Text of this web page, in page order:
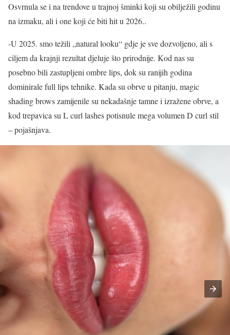
Osvrnula se i na trendove u trajnoj šminki koji su obilježili godinu
na izmaku, ali i one koji će biti hit u 2026..
-U 2025. smo težili „natural looku“ gdje je sve dozvoljeno, ali s
ciljem da krajnji rezultat djeluje što prirodnije. Kod nas su
posebno bili zastupljeni ombre lips, dok su ranijih godina
dominirale full lips tehnike. Kada su obrve u pitanju, magic
shading brows zamijenile su nekadašnje tamne i izražene obrve, a
kod trepavica su L curl lashes potisnule mega volumen D curl stil
– pojašnjava.